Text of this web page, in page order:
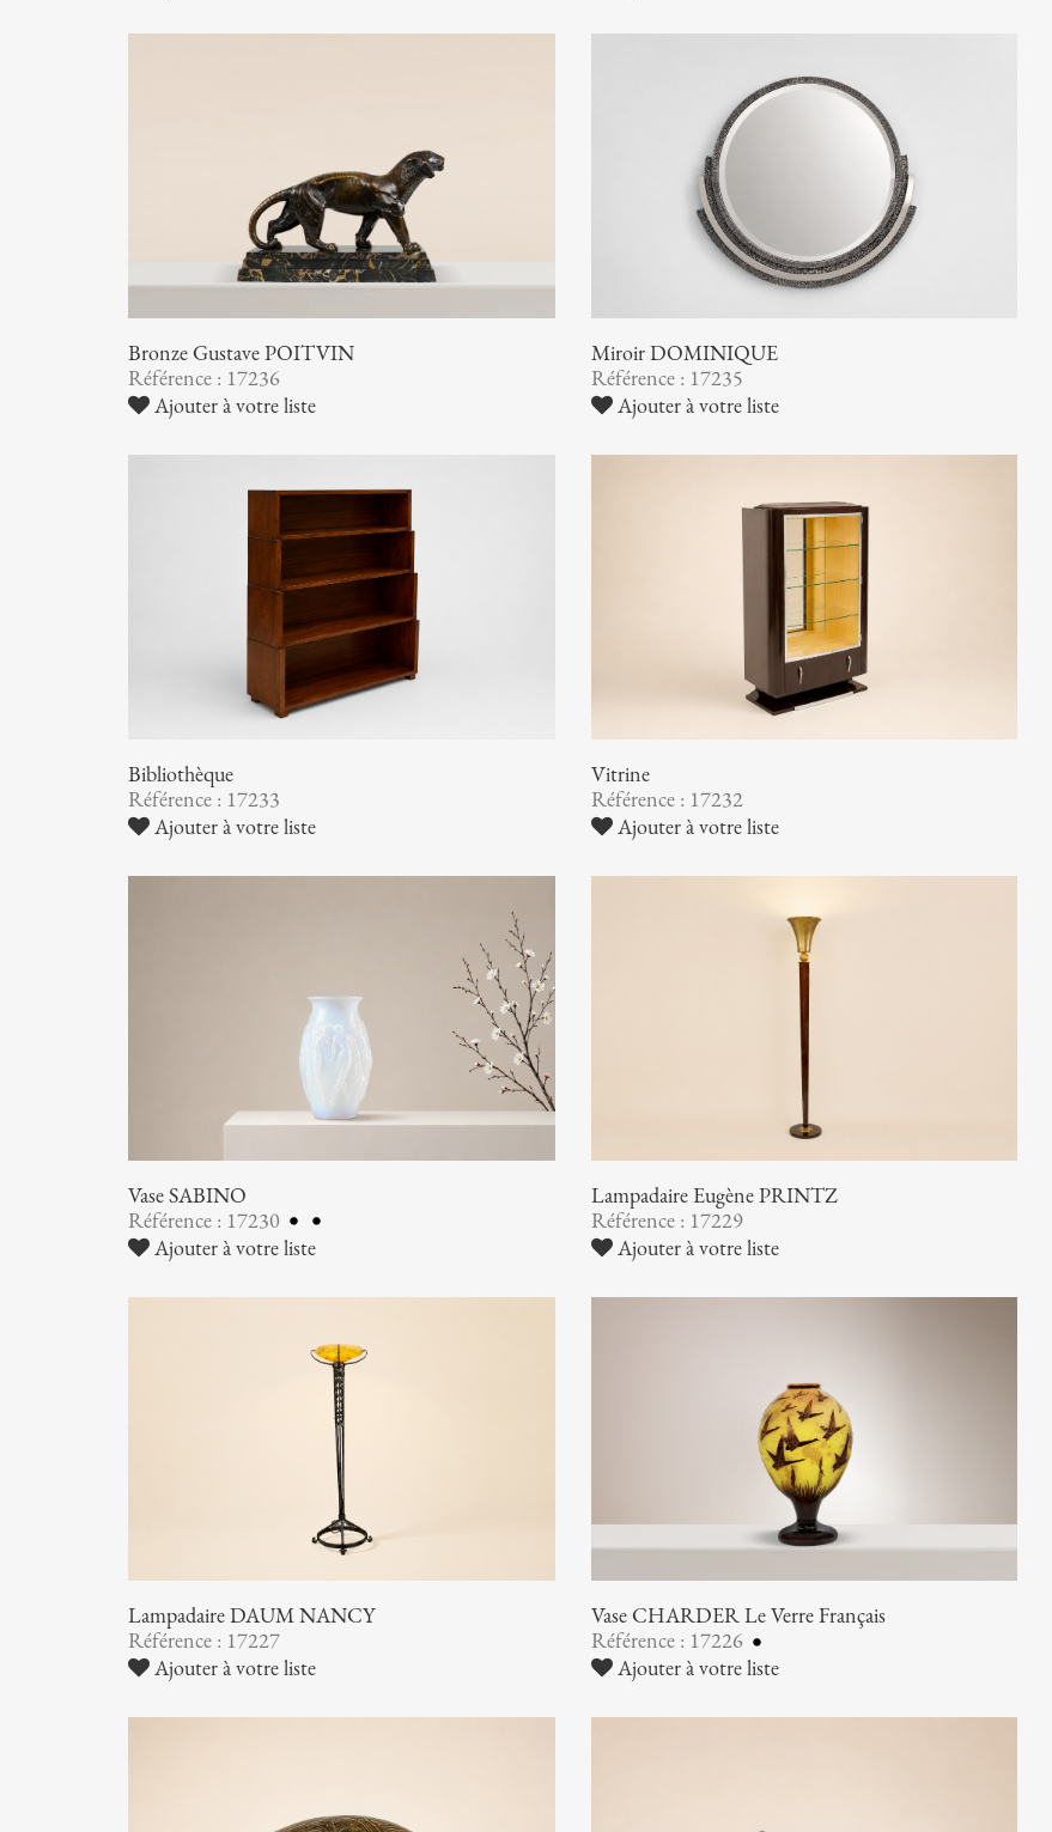
Bronze Gustave POITVIN
Référence : 17236
Ajouter à votre liste
Miroir DOMINIQUE
Référence : 17235
Ajouter à votre liste
Bibliothèque
Référence : 17233
Ajouter à votre liste
Vitrine
Référence : 17232
Ajouter à votre liste
Vase SABINO
Référence : 17230
Ajouter à votre liste
Lampadaire Eugène PRINTZ
Référence : 17229
Ajouter à votre liste
Lampadaire DAUM NANCY
Référence : 17227
Ajouter à votre liste
Vase CHARDER Le Verre Français
Référence : 17226
Ajouter à votre liste